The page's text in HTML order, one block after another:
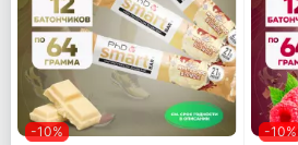
-10% -10%